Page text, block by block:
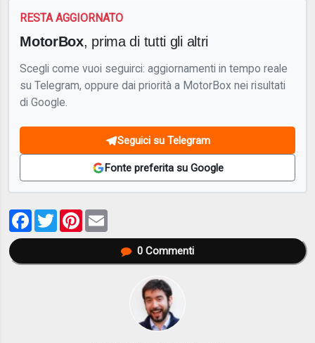
RESTA AGGIORNATO
MotorBox, prima di tutti gli altri
Scegli come vuoi seguirci: aggiornamenti in tempo reale
su Telegram, oppure dai priorità a MotorBox nei risultati
di Google.
Seguici su Telegram
Fonte preferita su Google
Facebook
TwitterPinterest
0Commenti